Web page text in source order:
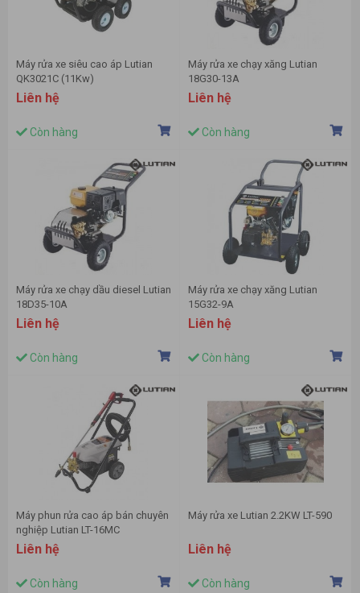
Máy rửa xe siêu cao áp Lutian
QK3021C (11Kw)
Liên hệ
Còn hàng
Máy rửa xe chạy xăng Lutian
18G30-13A
Liên hệ
Còn hàng
Máy rửa xe chạy dầu diesel Lutian
18D35-10A
Liên hệ
Còn hàng
Máy rửa xe chạy xăng Lutian
15G32-9A
Liên hệ
Còn hàng
Máy phun rửa cao áp bán chuyên
nghiệp Lutian LT-16MC
Liên hệ
Còn hàng
Máy rửa xe Lutian 2.2KW LT-590
Liên hệ
Còn hàng